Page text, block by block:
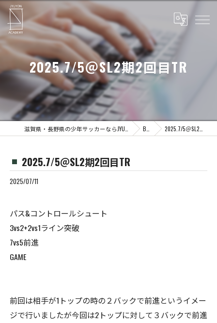
2025.7/5＠SL2期2回目TR
Blog 2025.7/5＠SL2期2回目TR
2025.7/5＠SL2期2回目TR
2025/07/11
パス&コントロールシュート
3vs2+2vs1ライン突破
7vs5前進
GAME
前回は相手が1トップの時の２バックで前進というイメー
ジで行いましたが今回は2トップに対して３バックで前進